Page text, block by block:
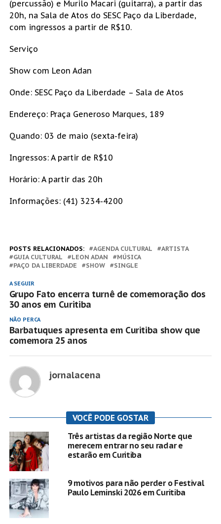
(percussão) e Murilo Macari (guitarra), a partir das
20h, na Sala de Atos do SESC Paço da Liberdade,
com ingressos a partir de R$10.
Serviço
Show com Leon Adan
Onde: SESC Paço da Liberdade – Sala de Atos
Endereço: Praça Generoso Marques, 189
Quando: 03 de maio (sexta-feira)
Ingressos: A partir de R$10
Horário: A partir das 20h
Informações: (41) 3234-4200
POSTS RELACIONADOS: AGENDA CULTURAL
ARTISTA
GUIA CULTURAL
LEON ADAN
MÚSICA
PAÇO DA LIBERDADE
SHOW SINGLE
A SEGUIR
Grupo Fato encerra turnê de comemoração dos
30 anos em Curitiba
NÃO PERCA
Barbatuques apresenta em Curitiba show que
comemora 25 anos
jornalacena
VOCÊ PODE GOSTAR
Três artistas da região Norte que
merecem entrar no seu radar e
estarão em Curitiba
9 motivos para não perder o Festival
Paulo Leminski 2026 em Curitiba